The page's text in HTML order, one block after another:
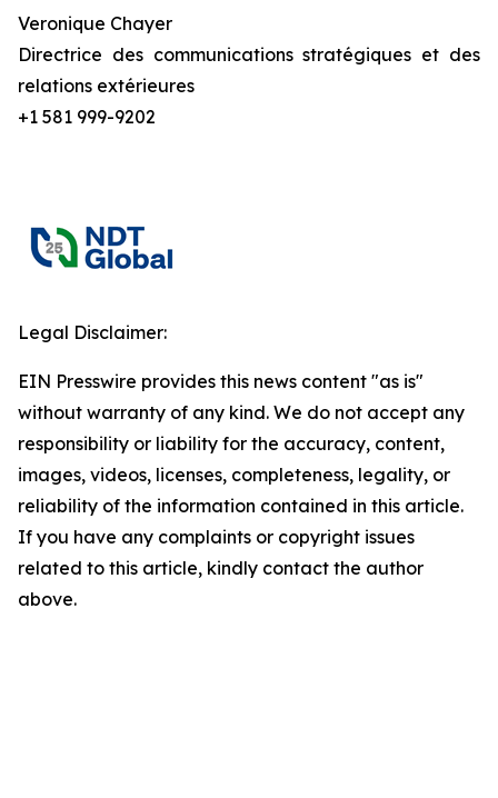
Veronique Chayer
Directrice des communications stratégiques et des
relations extérieures
+1 581 999-9202
Legal Disclaimer:
EIN Presswire provides this news content "as is"
without warranty of any kind. We do not accept any
responsibility or liability for the accuracy, content,
images, videos, licenses, completeness, legality, or
reliability of the information contained in this article.
If you have any complaints or copyright issues
related to this article, kindly contact the author
above.